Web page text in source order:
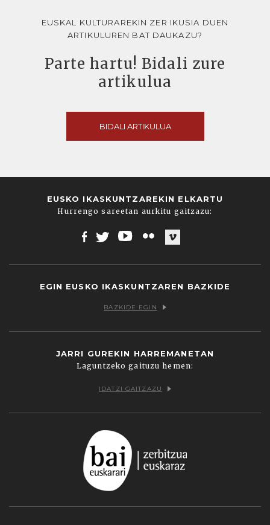
EUSKAL KULTURAREKIN ZER IKUSIA DUEN
ARTIKULUREN BAT DAUKAZU?
Parte hartu! Bidali zure
artikulua
BIDALI ARTIKULUA
EUSKO IKASKUNTZAREKIN ELKARTU
Hurrengo sareetan aurkitu gaitzazu:
EGIN EUSKO IKASKUNTZAREN BAZKIDE
BAZKIDE EGIN
JARRI GUREKIN HARREMANETAN
Laguntzeko gaituzu hemen:
IDATZI GAITZAZU